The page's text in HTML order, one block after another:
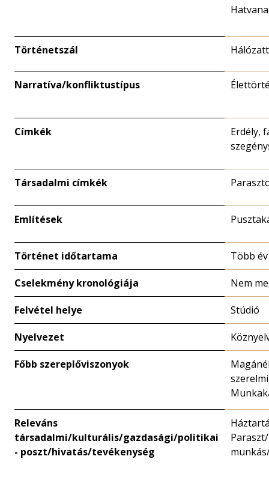
Történetszál
Narratíva/konfliktustípus
Címkék
Erdély,
Társadalmi címkék
Említések
Történet időtartama Több év
Cselekmény kronológiája Nem
Felvétel helye Stúdió
Nyelvezet
Főbb szereplőviszonyok
Releváns
társadalmi/kulturális/gazdasági/politikai
- poszt/hivatás/tevékenység